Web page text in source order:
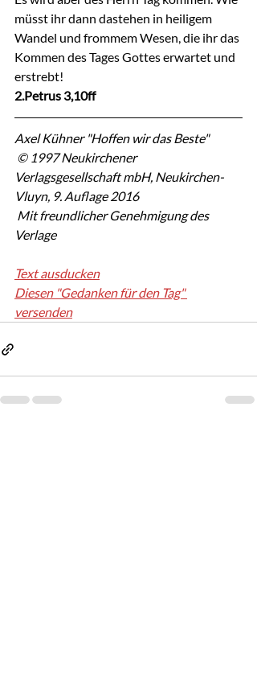
müsst ihr dann dastehen in heiligem
Wandel und frommem Wesen, die ihr das
Kommen des Tages Gottes erwartet und
erstrebt!
2.Petrus 3,10ff
Axel Kühner "Hoffen wir das Beste"
Verlagsgesellschaft mbH, Neukirchen-
Vluyn, 9. Auflage 2016
Verlage
Text ausducken
Diesen "Gedanken für den Tag"
versenden